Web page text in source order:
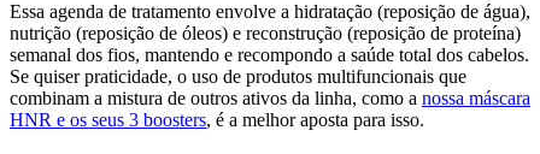
Essa agenda de tratamento envolve a hidratação (reposição de água),
nutrição (reposição de óleos) e reconstrução (reposição de proteína)
semanal dos fios, mantendo e recompondo a saúde total dos cabelos.
Se quiser praticidade, o uso de produtos multifuncionais que
combinam a mistura de outros ativos da linha, como a nossa máscara
HNR e os seus 3 boosters, é a melhor aposta para isso.